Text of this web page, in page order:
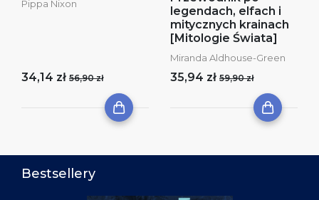
Pippa Nixon
34,14 zł 56,90 zł
legendach, elfach i
mitycznych krainach
[Mitologie Świata]
Miranda Aldhouse-Green
35,94 zł 59,90 zł
Bestsellery